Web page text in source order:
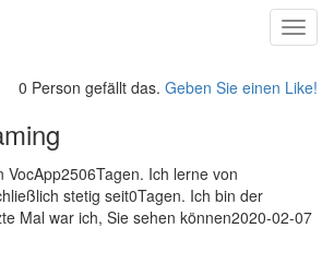
0 Person gefällt das. Geben Sie einen Like!
VocApp2506Tagen. Ich lerne von
stetig seit0Tagen. Ich bin der
Mal war ich, Sie sehen können2020-02-07